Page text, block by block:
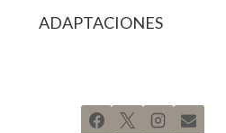
ADAPTACIONES